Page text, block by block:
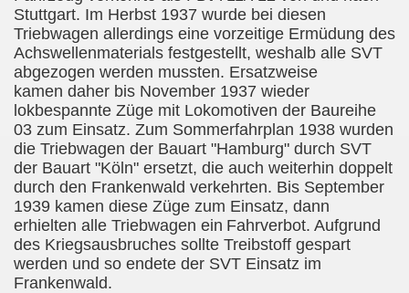
Stuttgart. Im Herbst 1937 wurde bei diesen
Triebwagen allerdings eine vorzeitige Ermüdung des
Achswellenmaterials festgestellt, weshalb alle SVT
abgezogen werden mussten. Ersatzweise
kamen daher bis November 1937 wieder
lokbespannte Züge mit Lokomotiven der Baureihe
03 zum Einsatz. Zum Sommerfahrplan 1938 wurden
die Triebwagen der Bauart "Hamburg" durch SVT
der Bauart "Köln" ersetzt, die auch weiterhin doppelt
durch den Frankenwald verkehrten. Bis September
1939 kamen diese Züge zum Einsatz, dann
erhielten alle Triebwagen ein Fahrverbot. Aufgrund
des Kriegsausbruches sollte Treibstoff gespart
werden und so endete der SVT Einsatz im
Frankenwald.